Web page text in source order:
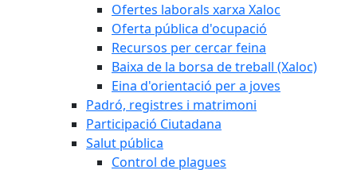
Ofertes laborals xarxa Xaloc
Oferta pública d'ocupació
Recursos per cercar feina
Baixa de la borsa de treball (Xaloc)
Eina d'orientació per a joves
Padró, registres i matrimoni
Participació Ciutadana
Salut pública
Control de plagues